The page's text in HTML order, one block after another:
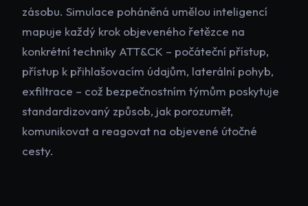
zásobu. Simulace poháněná umělou inteligencí
mapuje každý krok objeveného řetězce na
konkrétní techniky ATT&CK – počáteční přístup,
přístup k přihlašovacím údajům, laterální pohyb,
exfiltrace – což bezpečnostním týmům poskytuje
standardizovaný způsob, jak porozumět,
komunikovat a reagovat na objevené útočné
cesty.